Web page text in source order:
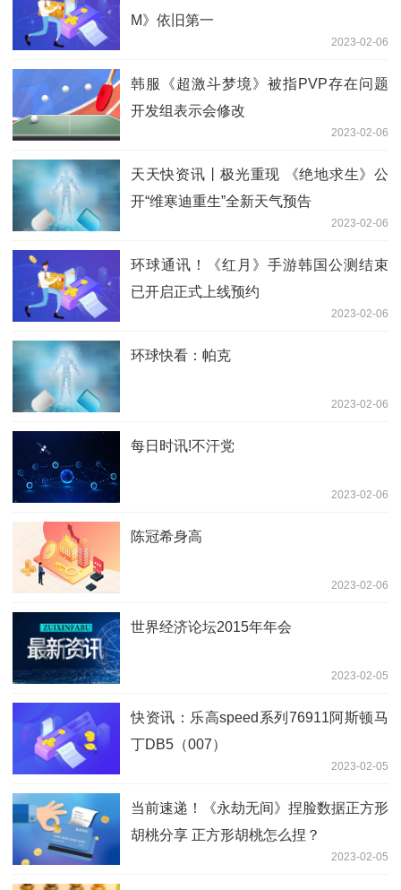
M》依旧第一
2023-02-06
韩服《超激斗梦境》被指PVP存在问题
开发组表示会修改
2023-02-06
天天快资讯丨极光重现 《绝地求生》公
开“维寒迪重生”全新天气预告
2023-02-06
环球通讯！《红月》手游韩国公测结束
已开启正式上线预约
2023-02-06
环球快看：帕克
2023-02-06
每日时讯!不汗党
2023-02-06
陈冠希身高
2023-02-06
世界经济论坛2015年年会
2023-02-05
快资讯：乐高speed系列76911阿斯顿马
丁DB5（007）
2023-02-05
当前速递！《永劫无间》捏脸数据正方形
胡桃分享 正方形胡桃怎么捏？
2023-02-05